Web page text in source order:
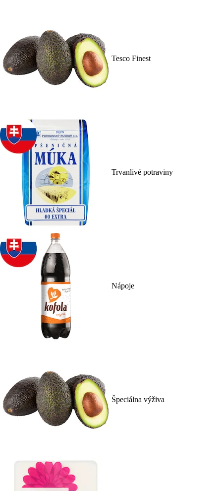
Tesco Finest
Trvanlivé potraviny
Nápoje
Špeciálna výživa